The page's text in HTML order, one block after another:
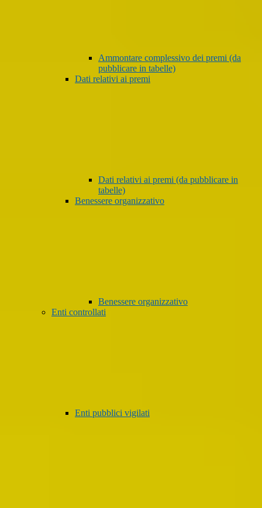
Ammontare complessivo dei premi (da
pubblicare in tabelle)
Dati relativi ai premi
Dati relativi ai premi (da pubblicare in
tabelle)
Benessere organizzativo
Benessere organizzativo
Enti controllati
Enti pubblici vigilati